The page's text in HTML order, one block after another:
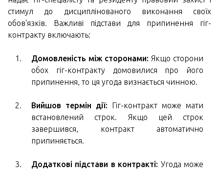
стимул до дисциплінованого виконання своїх
обов'язків. Важливі підстави для припинення гіг-
контракту включають:
Домовленість між сторонами: Якщо сторони
обох гіг-контракту домовилися про його
припинення, то ця угода визнається чинною.
Вийшов термін дії: Гіг-контракт може мати
встановлений строк. Якщо цей строк
завершився, контракт автоматично
припиняється.
Додаткові підстави в контракті: Угода може